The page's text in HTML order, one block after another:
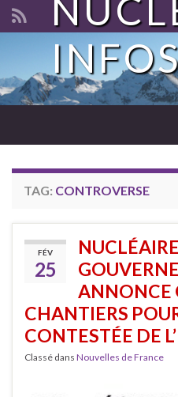
Search for:
TAG: CONTROVERSE
FÉV
25
ANNONCE
CHANTIERS
CONTESTÉE DE
Classé dans Nouvelles de France